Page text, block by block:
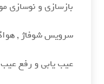
بازسازی و نوسازی
سرویس شوفاژ ,
عیب یابی و رفع عیب